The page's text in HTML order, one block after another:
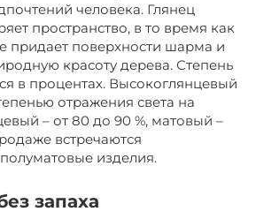
человека. Глянец
пространство, в то время как
придает поверхности шарма и
красоту дерева. Степень
в процентах. Высокоглянцевый
отражения света на
– от 80 до 90 %, матовый –
встречаются
изделия.
запаха